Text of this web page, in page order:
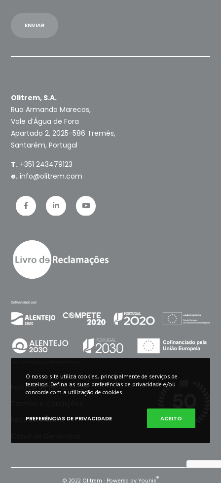
Olitrem, S.A.
Rua Armando Marecos,
Vale d’Água de Fora
Apartado 2, 2025-586 Tremês,
Santarém, Portugal
T. +351 243479123
e. info@olitrem.com
Política de Privacidade
Recrutamento
© 2022 Olitrem · Powered by Younik®
O nosso site utiliza cookies, principalmente de serviços de
terceiros. Defina as suas preferências de privacidade e/ou
concorde com a utilização de cookies.
PREFERÊNCIAS DE PRIVACIDADE ACEITO